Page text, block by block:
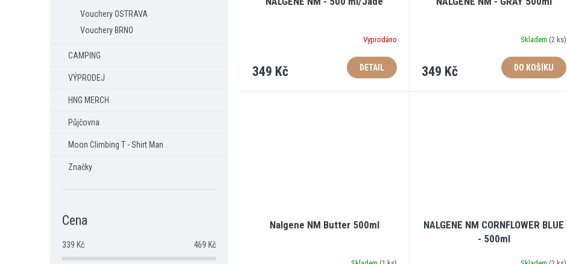
Vouchery OSTRAVA
Vouchery BRNO
CAMPING
VÝPRODEJ
HNG MERCH
Půjčovna
Moon Climbing T - Shirt Man
Značky
Cena
339 Kč 469 Kč
Vyprodáno
349 Kč DETAIL
Skladem (2 ks)
349 Kč DO KOŠÍKU
Nalgene NM Butter 500ml
NALGENE NM CORNFLOWER BLUE
- 500ml